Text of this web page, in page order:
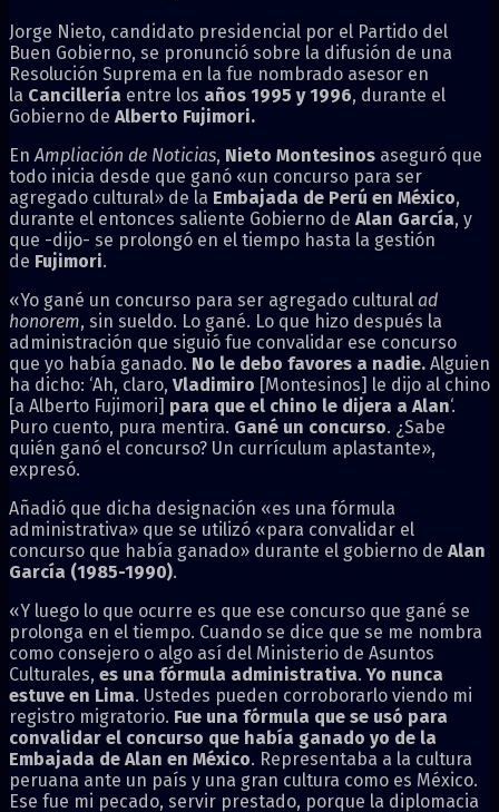
Jorge Nieto, candidato presidencial por el Partido del
Buen Gobierno, se pronunció sobre la difusión de una
Resolución Suprema en la fue nombrado asesor en
la Cancillería entre los años 1995 y 1996, durante el
Gobierno de Alberto Fujimori.
En Ampliación de Noticias, Nieto Montesinos aseguró que
todo inicia desde que ganó «un concurso para ser
agregado cultural» de la Embajada de Perú en México,
durante el entonces saliente Gobierno de Alan García, y
que -dijo- se prolongó en el tiempo hasta la gestión
de Fujimori.
«Yo gané un concurso para ser agregado cultural ad
honorem, sin sueldo. Lo gané. Lo que hizo después la
administración que siguió fue convalidar ese concurso
que yo había ganado. No le debo favores a nadie. Alguien
ha dicho: ‘Ah, claro, Vladimiro [Montesinos] le dijo al chino
[a Alberto Fujimori] para que el chino le dijera a Alan‘.
Puro cuento, pura mentira. Gané un concurso. ¿Sabe
quién ganó el concurso? Un currículum aplastante»,
expresó.
Añadió que dicha designación «es una fórmula
administrativa» que se utilizó «para convalidar el
concurso que había ganado» durante el gobierno de Alan
García (1985-1990).
«Y luego lo que ocurre es que ese concurso que gané se
prolonga en el tiempo. Cuando se dice que se me nombra
como consejero o algo así del Ministerio de Asuntos
Culturales, es una fórmula administrativa.Yo nunca
estuve en Lima. Ustedes pueden corroborarlo viendo mi
registro migratorio. Fue una fórmula que se usó para
convalidar el concurso que había ganado yo de la
Embajada de Alan en México. Representaba a la cultura
peruana ante un país y una gran cultura como es México.
Ese fue mi pecado, servir prestado, porque la diplomacia